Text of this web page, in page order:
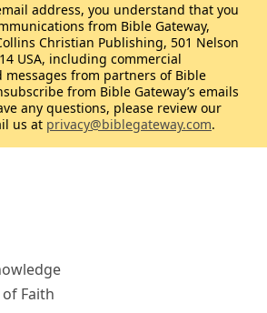
Faith
address, you understand that you
from Bible Gateway,
Christian Publishing, 501 Nelson
USA, including commercial
messages from partners of Bible
from Bible Gateway’s emails
any questions, please review our
us at privacy@biblegateway.com.